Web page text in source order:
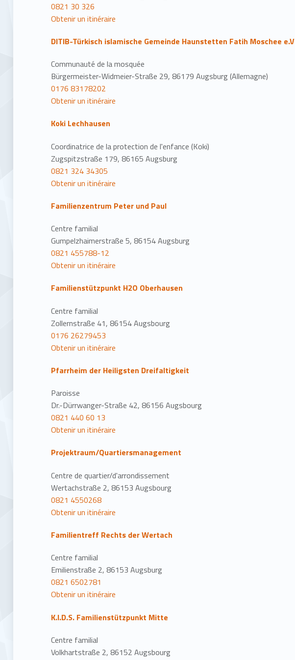
0821 30 326
Obtenir un itinéraire
DITIB-Türkisch islamische Gemeinde Haunstetten Fatih Moschee e.V
Communauté de la mosquée
Bürgermeister-Widmeier-Straße 29, 86179 Augsburg (Allemagne)
0176 83178202
Obtenir un itinéraire
Koki Lechhausen
Coordinatrice de la protection de l'enfance (Koki)
Zugspitzstraße 179, 86165 Augsburg
0821 324 34305
Obtenir un itinéraire
Familienzentrum Peter und Paul
Centre familial
Gumpelzhaimerstraße 5, 86154 Augsburg
0821 455788-12
Obtenir un itinéraire
Familienstützpunkt H2O Oberhausen
Centre familial
Zollernstraße 41, 86154 Augsbourg
0176 26279453
Obtenir un itinéraire
Pfarrheim der Heiligsten Dreifaltigkeit
Paroisse
Dr.-Dürrwanger-Straße 42, 86156 Augsbourg
0821 440 60 13
Obtenir un itinéraire
Projektraum/Quartiersmanagement
Centre de quartier/d'arrondissement
Wertachstraße 2, 86153 Augsbourg
0821 4550268
Obtenir un itinéraire
Familientreff Rechts der Wertach
Centre familial
Emilienstraße 2, 86153 Augsburg
0821 6502781
Obtenir un itinéraire
K.I.D.S. Familienstützpunkt Mitte
Centre familial
Volkhartstraße 2, 86152 Augsbourg